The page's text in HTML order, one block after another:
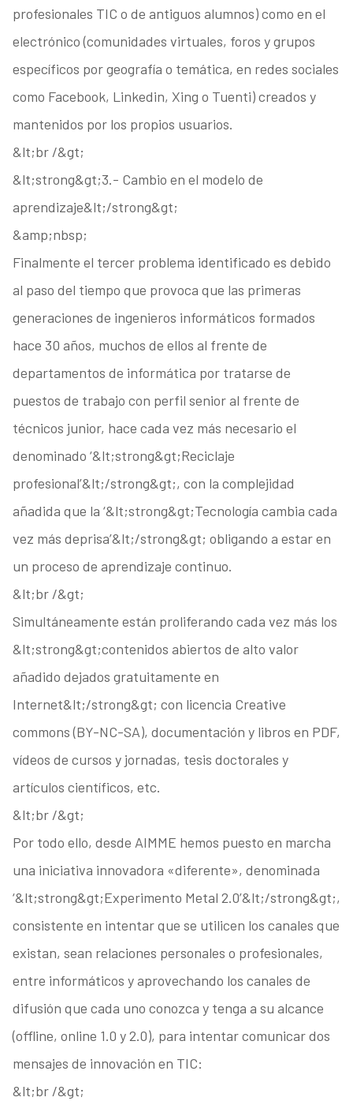
profesionales TIC o de antiguos alumnos) como en el
electrónico (comunidades virtuales, foros y grupos
específicos por geografía o temática, en redes sociales
como Facebook, Linkedin, Xing o Tuenti) creados y
mantenidos por los propios usuarios.
&lt;br /&gt;
&lt;strong&gt;3.- Cambio en el modelo de
aprendizaje&lt;/strong&gt;
&amp;nbsp;
Finalmente el tercer problema identificado es debido
al paso del tiempo que provoca que las primeras
generaciones de ingenieros informáticos formados
hace 30 años, muchos de ellos al frente de
departamentos de informática por tratarse de
puestos de trabajo con perfil senior al frente de
técnicos junior, hace cada vez más necesario el
denominado ‘&lt;strong&gt;Reciclaje
profesional’&lt;/strong&gt;, con la complejidad
añadida que la ‘&lt;strong&gt;Tecnología cambia cada
vez más deprisa’&lt;/strong&gt; obligando a estar en
un proceso de aprendizaje continuo.
&lt;br /&gt;
Simultáneamente están proliferando cada vez más los
&lt;strong&gt;contenidos abiertos de alto valor
añadido dejados gratuitamente en
Internet&lt;/strong&gt; con licencia Creative
commons (BY-NC-SA), documentación y libros en PDF,
vídeos de cursos y jornadas, tesis doctorales y
artículos científicos, etc.
&lt;br /&gt;
Por todo ello, desde AIMME hemos puesto en marcha
una iniciativa innovadora «diferente», denominada
‘&lt;strong&gt;Experimento Metal 2.0’&lt;/strong&gt;,
consistente en intentar que se utilicen los canales que
existan, sean relaciones personales o profesionales,
entre informáticos y aprovechando los canales de
difusión que cada uno conozca y tenga a su alcance
(offline, online 1.0 y 2.0), para intentar comunicar dos
mensajes de innovación en TIC:
&lt;br /&gt;